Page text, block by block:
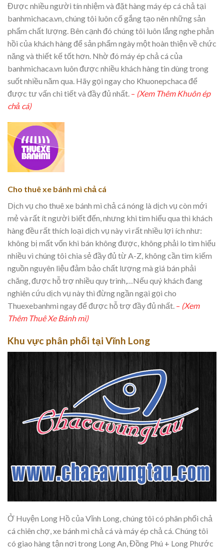
Được nhiều người tín nhiệm và đặt hàng máy ép cá chả tại
banhmichaca.vn, chúng tôi luôn cố gắng tạo nên những sản
phẩm chất lượng. Bên cạnh đó chúng tôi luôn lắng nghe phản
hồi của khách hàng để sản phẩm ngày một hoàn thiện về chức
năng và thiết kế tốt hơn. Nhờ đó máy ép chả cá của
banhmichaca.vn luôn được nhiều khách hàng tin dùng trong
suốt nhiều năm qua. Hãy gọi ngay cho Khuonepchaca để
được tư vấn chi tiết và đầy đủ nhất. – (Xem Thêm Khuôn ép
chả cá)
Cho thuê xe bánh mì chả cá
Dịch vụ cho thuê xe bánh mì chả cá nóng là dịch vụ còn mới
mẻ và rất ít người biết đến, nhưng khi tìm hiểu qua thì khách
hàng đều rất thích loại dịch vụ này vì rất nhiều lợi ích như:
không bị mất vốn khi bán không được, không phải lo tìm hiểu
nhiều vì chúng tôi chia sẻ đầy đủ từ A-Z, không cần tìm kiếm
nguồn nguyên liệu đảm bảo chất lượng mà giá bán phải
chăng, được hỗ trợ nhiều quy trình,…Nếu quý khách đang
nghiên cứu dịch vụ này thì đừng ngần ngại gọi cho
Thuexebanhmi ngay để được hỗ trợ đầy đủ nhất. – (Xem
Thêm Thuê Xe Bánh mì)
Khu vực phân phối tại Vĩnh Long
Ở Huyện Long Hồ của Vĩnh Long, chúng tôi có phân phối chả
cá chiên chợ, xe bánh mì chả cá và máy ép chả cá. Chúng tôi
có giao hàng tận nơi trong Long An, Đồng Phú + Long Phước